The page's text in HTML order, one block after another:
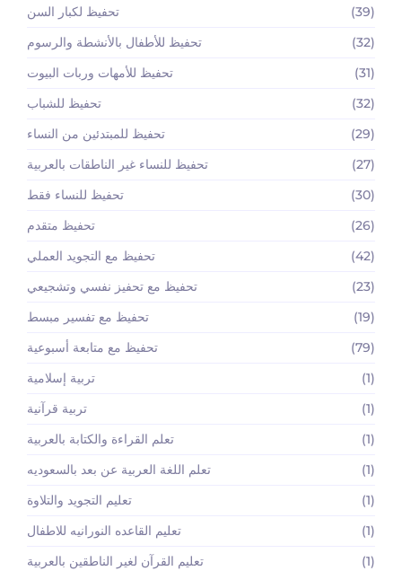
تحفيظ لكبار السن
(39)
تحفيظ للأطفال بالأنشطة والرسوم
(32)
تحفيظ للأمهات وربات البيوت
(31)
تحفيظ للشباب
(32)
تحفيظ للمبتدئين من النساء
(29)
تحفيظ للنساء غير الناطقات بالعربية
(27)
تحفيظ للنساء فقط
(30)
تحفيظ متقدم
(26)
تحفيظ مع التجويد العملي
(42)
تحفيظ مع تحفيز نفسي وتشجيعي
(23)
تحفيظ مع تفسير مبسط
(19)
تحفيظ مع متابعة أسبوعية
(79)
تربية إسلامية
(1)
تربية قرآنية
(1)
تعلم القراءة والكتابة بالعربية
(1)
تعلم اللغة العربية عن بعد بالسعوديه
(1)
تعليم التجويد والتلاوة
(1)
تعليم القاعده النورانيه للاطفال
(1)
تعليم القرآن لغير الناطقين بالعربية
(1)